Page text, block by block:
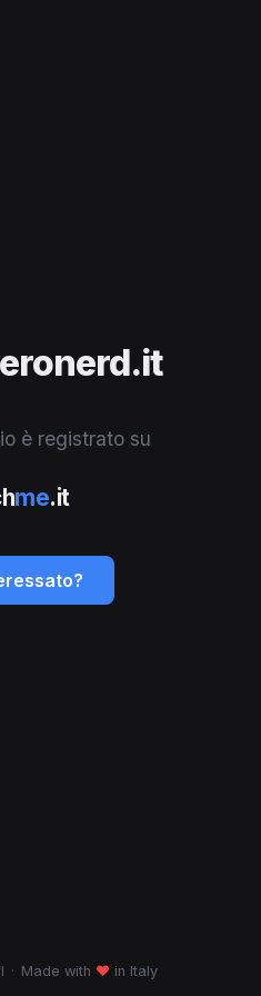
è registrato su
me.it
· Made with ♥ in Italy